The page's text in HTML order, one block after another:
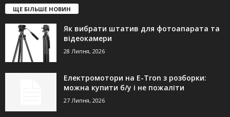
ЩЕ БІЛЬШЕ НОВИН
Як вибрати штатив для фотоапарата та
відеокамери
28 Липня, 2026
Електромотори на E-Tron з розборки:
можна купити б/у і не пожаліти
27 Липня, 2026